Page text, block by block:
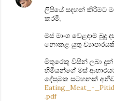
ලිපියේ සඳහන් කිරීමට
කරමි,
මස් මාංශ වෙළඳාම
නොකළ යුතු
මිතුරෙකු විසින් ලබා
හිමියන්ගේ මස්
දේසුමක සටහනක්
Eating_Meat_-
.pdf